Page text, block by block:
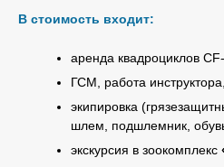
В стоимость входит:
аренда квадроциклов
ГСМ, работа инструктора,
экипировка
шлем, подшлемник,
экскурсия в зоокомплекс